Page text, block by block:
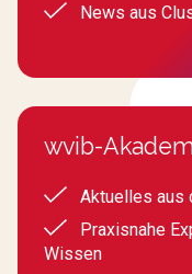
News aus
wvib-
Aktuelles aus
Praxisnahe
Wissen